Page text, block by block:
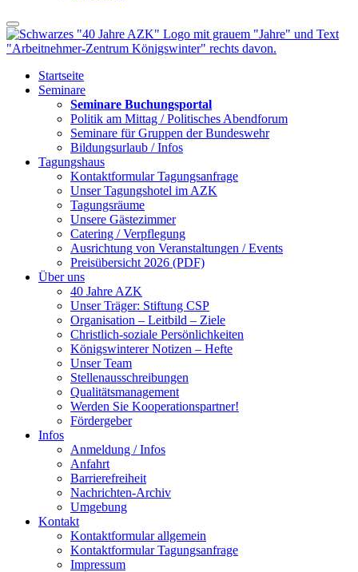
Startseite
Seminare
Seminare Buchungsportal
Politik am Mittag / Politisches Abendforum
Seminare für Gruppen der Bundeswehr
Bildungsurlaub / Infos
Tagungshaus
Kontaktformular Tagungsanfrage
Unser Tagungshotel im AZK
Tagungsräume
Unsere Gästezimmer
Catering / Verpflegung
Ausrichtung von Veranstaltungen / Events
Preisübersicht 2026 (PDF)
Über uns
40 Jahre AZK
Unser Träger: Stiftung CSP
Organisation – Leitbild – Ziele
Christlich-soziale Persönlichkeiten
Königswinterer Notizen – Hefte
Unser Team
Stellenausschreibungen
Qualitätsmanagement
Werden Sie Kooperationspartner!
Fördergeber
Infos
Anmeldung / Infos
Anfahrt
Barrierefreiheit
Nachrichten-Archiv
Umgebung
Kontakt
Kontaktformular allgemein
Kontaktformular Tagungsanfrage
Impressum